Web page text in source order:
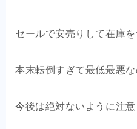
セールで安売りして在庫
本末転倒すぎて最低最悪
今後は絶対ないように注意